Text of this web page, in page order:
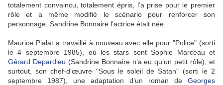
totalement convaincu, totalement épris, l’a prise pour le premier
rôle et a même modifié le scénario pour renforcer son
personnage. Sandrine Bonnaire l’actrice était née.
Maurice Pialat a travaillé à nouveau avec elle pour "Police" (sorti
le 4 septembre 1985), où les stars sont Sophie Marceau et
Gérard Depardieu (Sandrine Bonnaire n’a eu qu’un petit rôle), et
surtout, son chef-d’œuvre "Sous le soleil de Satan" (sorti le 2
septembre 1987), une adaptation d’un roman de Georges